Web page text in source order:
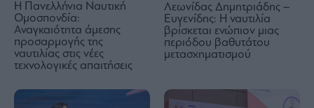
Η Πανελλήνια Ναυτική
Ομοσπονδία:
Αναγκαιότητα άμεσης
προσαρμογής της
ναυτιλίας στις νέες
τεχνολογικές απαιτήσεις
Λεωνίδας Δημητριάδης –
Ευγενίδης: Η ναυτιλία
βρίσκεται ενώπιον μιας
περιόδου βαθυτάτου
μετασχηματισμού